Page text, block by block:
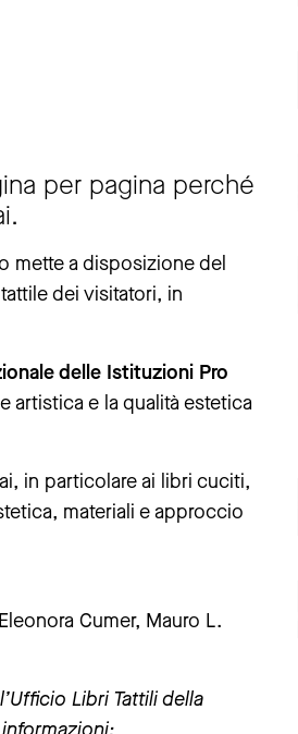
per pagina perché
mette a disposizione del
dei visitatori, in
delle Istituzioni Pro
artistica e la qualità estetica
in particolare ai libri cuciti,
materiali e approccio
Cumer, Mauro L.
Libri Tattili della